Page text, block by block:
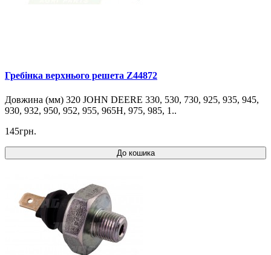
Гребінка верхнього решета Z44872
Довжина (мм) 320 JOHN DEERE 330, 530, 730, 925, 935, 945,
930, 932, 950, 952, 955, 965H, 975, 985, 1..
145грн.
До кошика